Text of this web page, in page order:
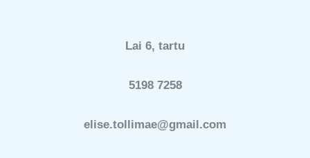
Lai 6, tartu
5198 7258
elise.tollimae@gmail.com